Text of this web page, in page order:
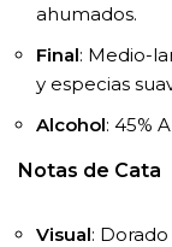
ahumados.
Final: Medio-
y especias
Alcohol: 45%
Notas de Cata
Visual: